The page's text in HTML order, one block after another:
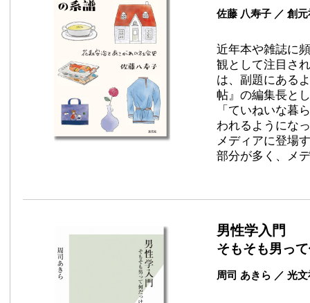
佐藤 八寿子 ／ 創
近年本や雑誌に
観として注目さ
は、副題にある
帖』の編集長と
「ていねいな暮
われるようにな
メディアに登場
部分が多く、メ
男性学入門
そもそも男っ
周司 あきら ／ 光